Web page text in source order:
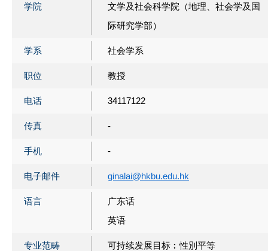
学院
文学及社会科学院（地理、社会学及国
际研究学部）
学系 社会学系
职位 教授
电话 34117122
传真 -
手机 -
电子邮件 ginalai@hkbu.edu.hk
语言
广东话
英语
专业范畴 可持续发展目标︰性別平等